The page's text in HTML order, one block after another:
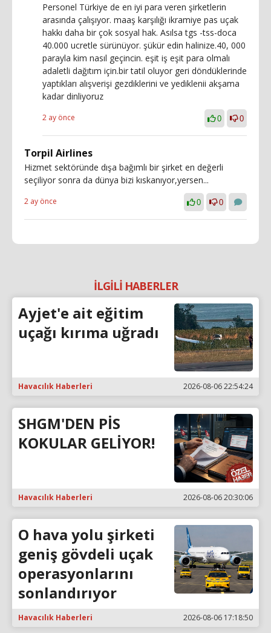
Personel Türkiye de en iyi para veren şirketlerin
arasında çalışıyor. maaş karşılığı ikramiye pas uçak
hakkı daha bir çok sosyal hak. Asılsa tgs -tss-doca
40.000 ucretle sürünüyor. şükür edin halinize.40, 000
parayla kim nasıl geçincin. eşit iş eşit para olmalı
adaletli dağıtım için.bir tatil oluyor geri döndüklerinde
yaptıkları alışverişi gezdiklerini ve yediklenii akşama
kadar dinliyoruz
2 ay önce 0 0
Torpil Airlines
Hizmet sektöründe dışa bağımlı bir şirket en değerli
seçiliyor sonra da dünya bizi kıskanıyor,yersen...
2 ay önce 0 0
İLGİLİ HABERLER
Ayjet'e ait eğitim
uçağı kırıma uğradı
Havacılık Haberleri 2026-08-06 22:54:24
SHGM'DEN PİS
KOKULAR GELİYOR!
Havacılık Haberleri 2026-08-06 20:30:06
O hava yolu şirketi
geniş gövdeli uçak
operasyonlarını
sonlandırıyor
Havacılık Haberleri 2026-08-06 17:18:50